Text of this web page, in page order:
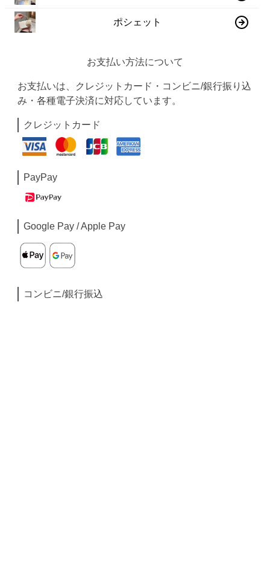
ポシェット
お支払い方法について
お支払いは、クレジットカード・コンビニ/銀行振り込
み・各種電子決済に対応しています。
クレジットカード
PayPay
Google Pay / Apple Pay
コンビニ/銀行振込